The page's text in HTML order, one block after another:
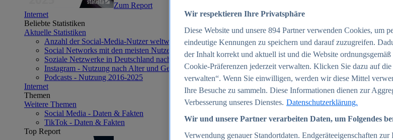
Zum Report
Internet
Beliebte Statistiken
Aktuelle Statistiken
Anzahl der Social-Media-Nutzer weltweit 2012-2025
Social Networks mit den meisten Nutzern weltweit 2025
Soziale Netzwerke in Deutschland nach Generationen 2025
Instagram - Nutzung nach Alter und Geschlecht in Deutschland 2025
Podcasts - Nutzung 2016-2025
Internet
Themen
Weitere Themen
Social Media - Daten & Fakten
TikTok - Daten & Fakten
Top Report
Wir respektieren Ihre Privatsphäre
Diese Website und unsere 894 Partner verwenden Cookies, um
eindeutige Kennungen zu speichern und darauf zuzugreifen.
der Inhalt korrekt und aktuell ist und die Website
Cookie-Präferenzen jederzeit verwalten. Klicken Sie dazu auf
verwalten“. Wenn Sie einwilligen, werden wir diese Mittel
Ihre Besuche zu sammeln. Diese Informationen dienen zur
Verbesserung unseres Dienstes. Datenschutzerklärung.
Wir und unsere Partner verarbeiten Daten, um Folgendes
Verwendung genauer Standortdaten. Endgeräteeigenschaften